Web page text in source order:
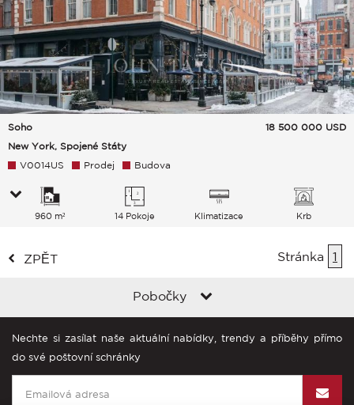
Soho
New York, Spojené Státy
18 500 000 USD
V0014US Prodej Budova
960 m² 14 Pokoje Klimatizace Krb
ZPĚT Stránka 1
Pobočky
Nechte si zasílat naše aktuální nabídky, trendy a příběhy přímo
do své poštovní schránky